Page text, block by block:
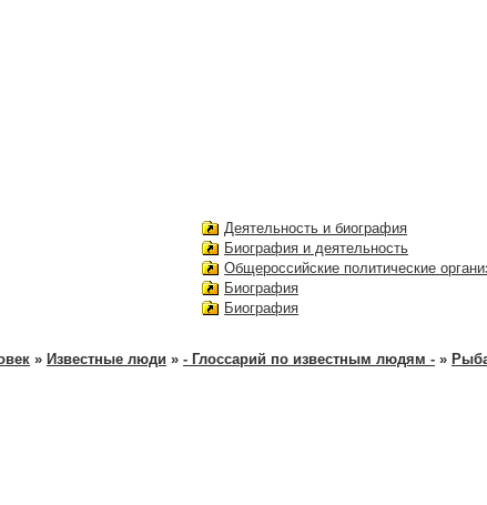
Деятельность и биография
Биография и деятельность
Общероссийские политические
Биография
Биография
» Известные люди » - Глоссарий по известным людям - »